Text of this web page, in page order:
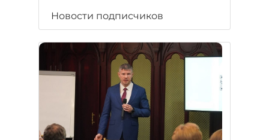
Новости подписчиков